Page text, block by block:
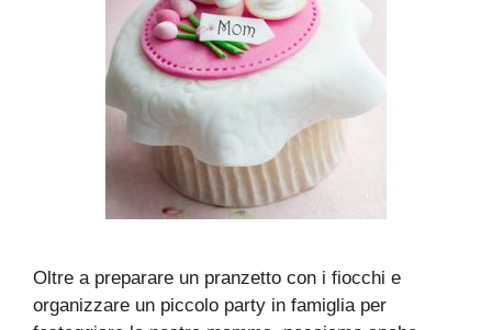
Oltre a preparare un pranzetto con i fiocchi e
organizzare un piccolo party in famiglia per